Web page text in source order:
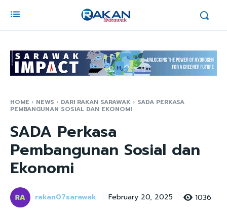
HOME NEWS DARI RAKAN SARAWAK SADA PERKASA
PEMBANGUNAN SOSIAL DAN EKONOMI
SADA Perkasa
Pembangunan Sosial dan
Ekonomi
rakan07sarawak February 20, 2025 1036